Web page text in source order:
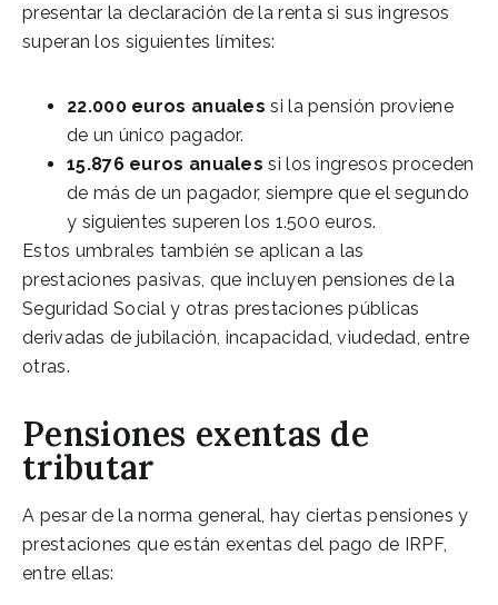
presentar la declaración de la renta si sus ingresos
superan los siguientes límites:
22.000 euros anuales si la pensión proviene
de un único pagador.
15.876 euros anuales si los ingresos proceden
de más de un pagador, siempre que el segundo
y siguientes superen los 1.500 euros.
Estos umbrales también se aplican a las
prestaciones pasivas, que incluyen pensiones de la
Seguridad Social y otras prestaciones públicas
derivadas de jubilación, incapacidad, viudedad, entre
otras.
Pensiones exentas de
tributar
A pesar de la norma general, hay ciertas pensiones y
prestaciones que están exentas del pago de IRPF,
entre ellas: